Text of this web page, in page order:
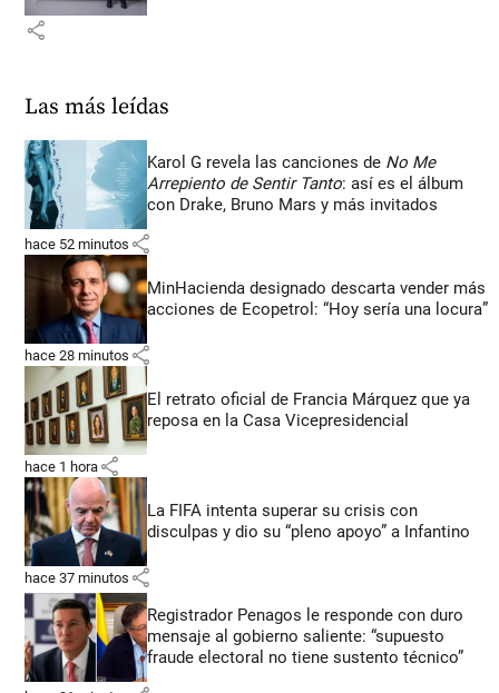
share
Las más leídas
Karol G revela las canciones de No Me
Arrepiento de Sentir Tanto: así es el álbum
con Drake, Bruno Mars y más invitados
hace 52 minutos share
MinHacienda designado descarta vender más
acciones de Ecopetrol: “Hoy sería una locura”
hace 28 minutos share
El retrato oficial de Francia Márquez que ya
reposa en la Casa Vicepresidencial
hace 1 hora share
La FIFA intenta superar su crisis con
disculpas y dio su “pleno apoyo” a Infantino
hace 37 minutos share
Registrador Penagos le responde con duro
mensaje al gobierno saliente: “supuesto
fraude electoral no tiene sustento técnico”